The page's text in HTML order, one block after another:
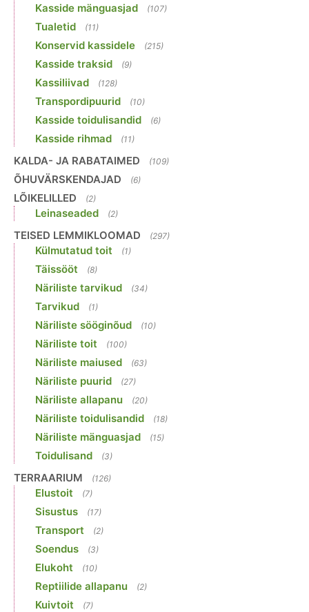
Kasside mänguasjad (107)
Tualetid (11)
Konservid kassidele (215)
Kasside traksid (9)
Kassiliivad (128)
Transpordipuurid (10)
Kasside toidulisandid (6)
Kasside rihmad (11)
KALDA- JA RABATAIMED (109)
ÕHUVÄRSKENDAJAD (6)
LÕIKELILLED (2)
Leinaseaded (2)
TEISED LEMMIKLOOMAD (297)
Külmutatud toit (1)
Täissööt (8)
Näriliste tarvikud (34)
Tarvikud (1)
Näriliste sööginõud (10)
Näriliste toit (100)
Näriliste maiused (63)
Näriliste puurid (27)
Näriliste allapanu (20)
Näriliste toidulisandid (18)
Näriliste mänguasjad (15)
Toidulisand (3)
TERRAARIUM (126)
Elustoit (7)
Sisustus (17)
Transport (2)
Soendus (3)
Elukoht (10)
Reptiilide allapanu (2)
Kuivtoit (7)